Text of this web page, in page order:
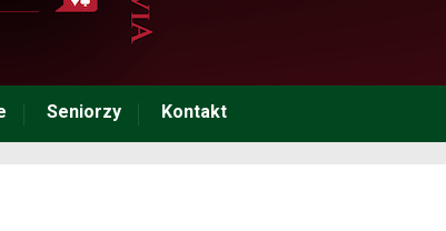
Seniorzy Kontakt